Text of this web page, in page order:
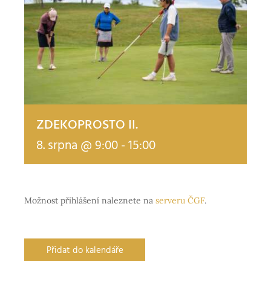
ZDEKOPROSTO II.
8. srpna @ 9:00-15:00
Možnost přihlášení naleznete na serveru ČGF.
Přidat do kalendáře